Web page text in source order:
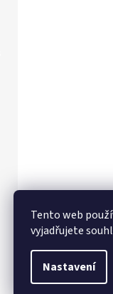
Tento web
vyjadřujete
Nastavení